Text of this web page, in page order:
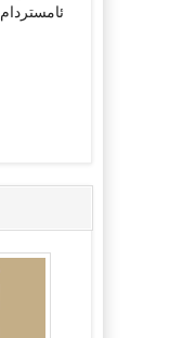
ئامستر‌دام